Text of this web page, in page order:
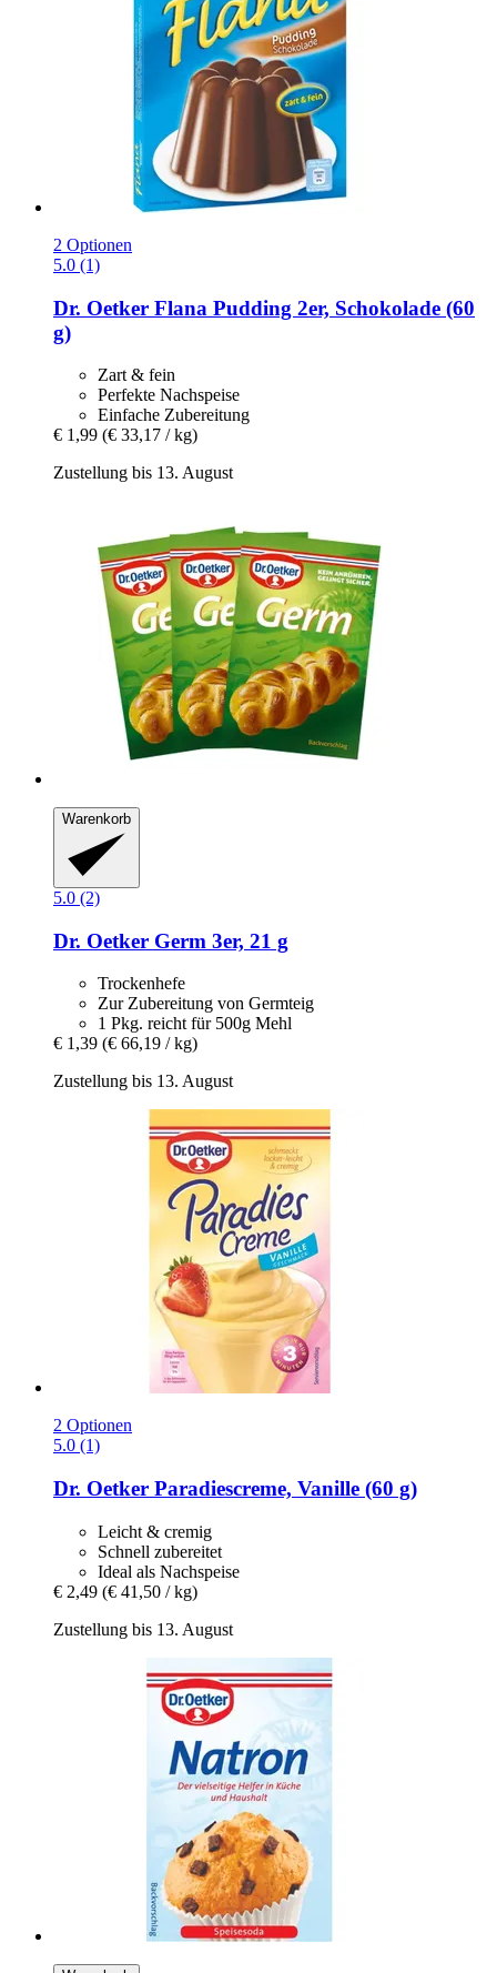
2 Optionen
5.0 (1)
Dr. Oetker Flana Pudding 2er, Schokolade (60
g)
Zart & fein
Perfekte Nachspeise
Einfache Zubereitung
€ 1,99 (€ 33,17 / kg)
Zustellung bis 13. August
Warenkorb
5.0 (2)
Dr. Oetker Germ 3er, 21 g
Trockenhefe
Zur Zubereitung von Germteig
1 Pkg. reicht für 500g Mehl
€ 1,39 (€ 66,19 / kg)
Zustellung bis 13. August
2 Optionen
5.0 (1)
Dr. Oetker Paradiescreme, Vanille (60 g)
Leicht & cremig
Schnell zubereitet
Ideal als Nachspeise
€ 2,49 (€ 41,50 / kg)
Zustellung bis 13. August